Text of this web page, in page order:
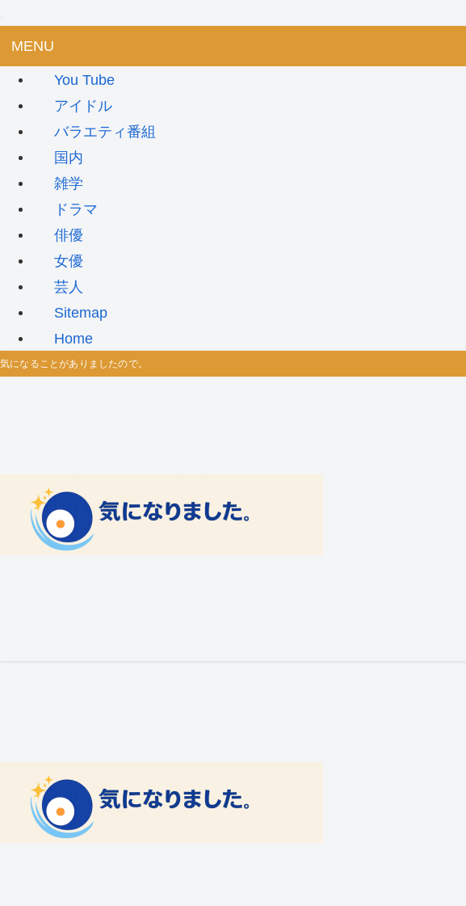
MENU
You Tube
アイドル
バラエティ番組
国内
雑学
ドラマ
俳優
女優
芸人
Sitemap
Home
気になることがありましたので。